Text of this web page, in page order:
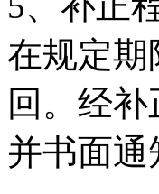
在规定期
回。经
并书面